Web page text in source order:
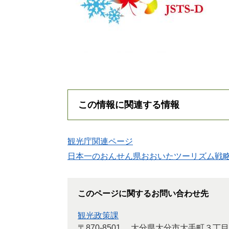
この情報に関連する情報
観光庁関連ページ
日本一のおんせん県おおいたツーリズム戦
このページに関するお問い合わせ先
観光政策課